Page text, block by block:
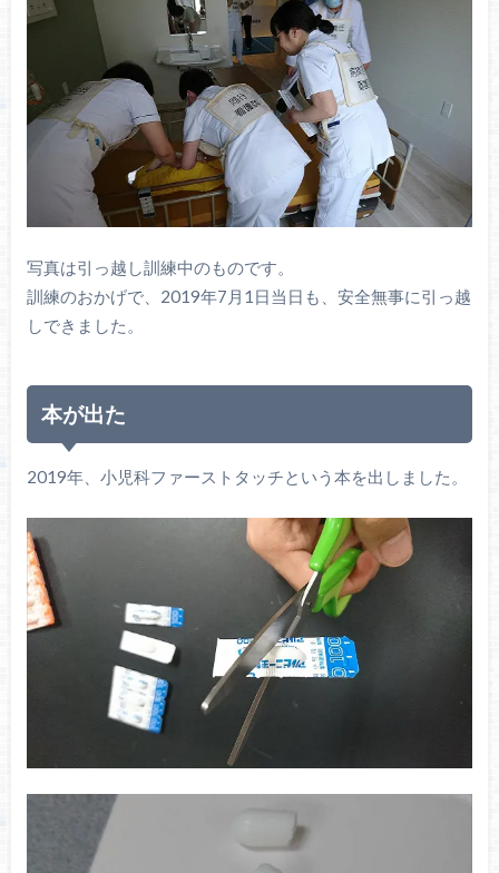
写真は引っ越し訓練中のものです。
訓練のおかげで、2019年7月1日当日も、安全無事に引っ越
しできました。
本が出た
2019年、小児科ファーストタッチという本を出しました。